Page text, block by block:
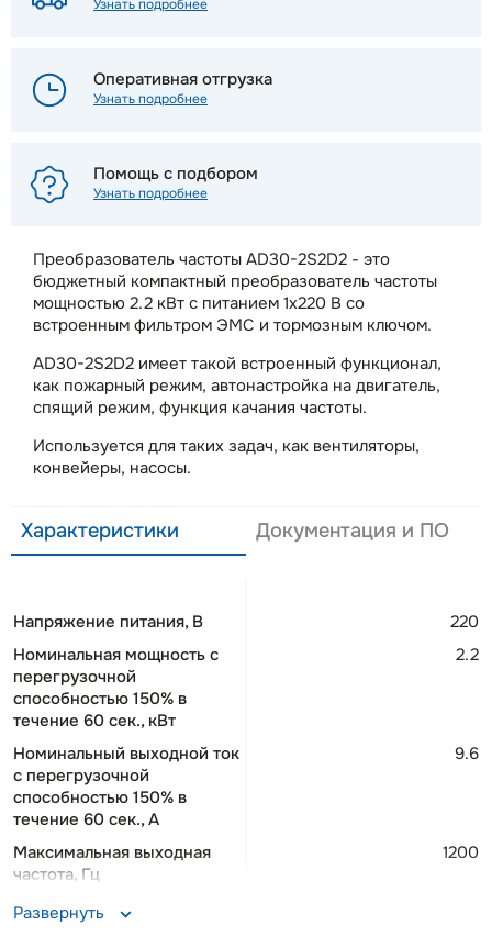
Преобразователь частоты AD30-2S2D2 - это
бюджетный компактный преобразователь частоты
мощностью 2.2 кВт с питанием 1х220 В со
встроенным фильтром ЭМС и тормозным ключом.
AD30-2S2D2 имеет такой встроенный функционал,
как пожарный режим, автонастройка на двигатель,
спящий режим, функция качания частоты.
Используется для таких задач, как вентиляторы,
конвейеры, насосы.
Характеристики Документация и ПО
Напряжение питания, В
220
Номинальная мощность c
перегрузочной
способностью 150% в
течение 60 сек., кВт
2.2
Номинальный выходной ток
c перегрузочной
способностью 150% в
течение 60 сек., A
9.6
Максимальная выходная
частота, Гц
1200
Максимальный выходной
ток с перегрузочной
Развернуть
Узнать подробнее
Оперативная отгрузка
Узнать подробнее
Помощь с подбором
Узнать подробнее